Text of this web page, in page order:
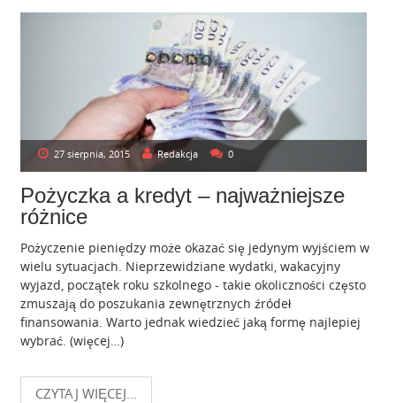
27 sierpnia, 2015 Redakcja 0
Pożyczka a kredyt – najważniejsze
różnice
Pożyczenie pieniędzy może okazać się jedynym wyjściem w
wielu sytuacjach. Nieprzewidziane wydatki, wakacyjny
wyjazd, początek roku szkolnego - takie okoliczności często
zmuszają do poszukania zewnętrznych źródeł
finansowania. Warto jednak wiedzieć jaką formę najlepiej
wybrać. (więcej…)
CZYTAJ WIĘCEJ...